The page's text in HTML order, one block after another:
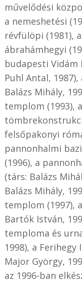
művelődési
a nemeshetési
révfülöpi (1981),
ábrahámhegyi
budapesti Vidám
Puhl Antal,
Balázs Mihály,
templom (1993),
felsőpakonyi
pannonhalmi
(1996), a
(társ: Balázs
Balázs Mihály,
templom (1997),
Bartók István,
temploma és
1998), a
Major György,
az 1996-ban